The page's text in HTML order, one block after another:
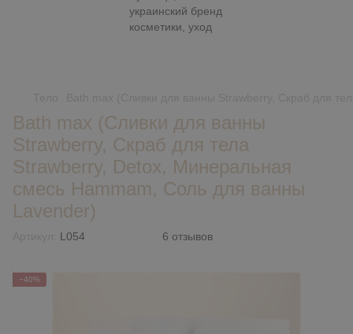
Bath max (Сливки для ванны
Strawberry, Скраб для тела
Strawberry, Detox, Минеральная
смесь Hammam, Соль для ванны
Lavender)
L054 6 отзывов
−40%